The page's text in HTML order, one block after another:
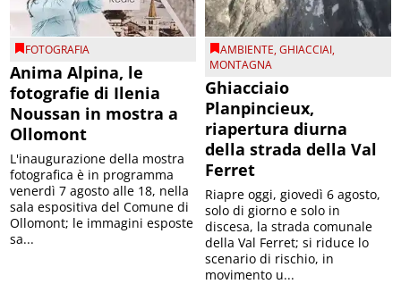
FOTOGRAFIA
Anima Alpina, le
fotografie di Ilenia
Noussan in mostra a
Ollomont
L'inaugurazione della mostra
fotografica è in programma
venerdì 7 agosto alle 18, nella
sala espositiva del Comune di
Ollomont; le immagini esposte
sa...
AMBIENTE,GHIACCIAI,
MONTAGNA
Ghiacciaio
Planpincieux,
riapertura diurna
della strada della Val
Ferret
Riapre oggi, giovedì 6 agosto,
solo di giorno e solo in
discesa, la strada comunale
della Val Ferret; si riduce lo
scenario di rischio, in
movimento u...